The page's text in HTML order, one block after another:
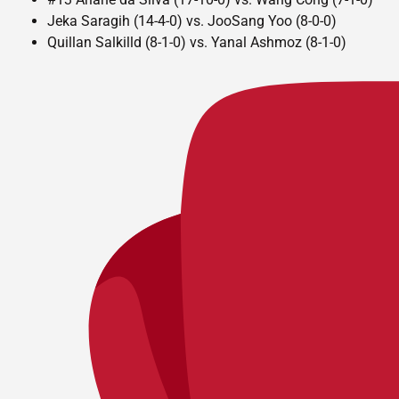
Jeka Saragih (14-4-0) vs. JooSang Yoo (8-0-0)
Quillan Salkilld (8-1-0) vs. Yanal Ashmoz (8-1-0)